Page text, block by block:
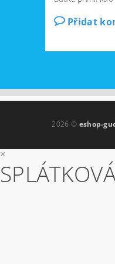
Přidat
2026 © eshop-
×